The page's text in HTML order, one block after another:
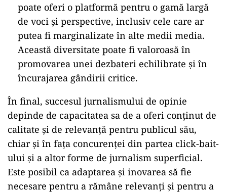
poate oferi o platformă pentru o gamă largă
de voci și perspective, inclusiv cele care ar
putea fi marginalizate în alte medii media.
Această diversitate poate fi valoroasă în
promovarea unei dezbateri echilibrate și în
încurajarea gândirii critice.
În final, succesul jurnalismului de opinie
depinde de capacitatea sa de a oferi conținut de
calitate și de relevanță pentru publicul său,
chiar și în fața concurenței din partea click-bait-
ului și a altor forme de jurnalism superficial.
Este posibil ca adaptarea și inovarea să fie
necesare pentru a rămâne relevanți și pentru a